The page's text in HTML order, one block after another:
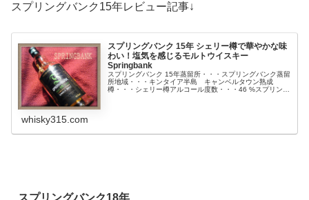
スプリングバンク15年レビュー記事↓
スプリングバンク 15年 シェリー樽で華やかな味
わい！塩気を感じるモルトウイスキー
Springbank
スプリングバンク 15年蒸留所・・・スプリングバンク蒸留
所地域・・・キンタイア半島 キャンベルタウン熟成
樽・・・シェリー樽アルコール度数・・・46 %スプリング
whisky315.com